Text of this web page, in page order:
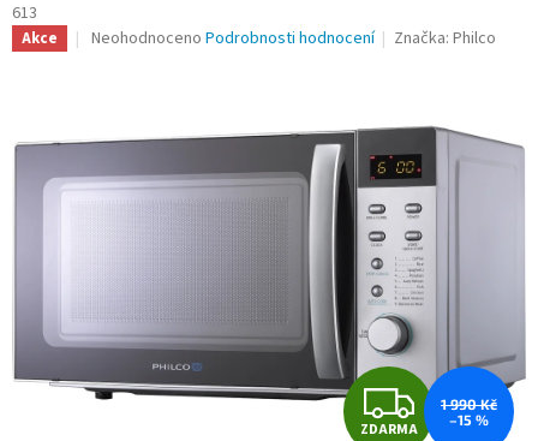
613
Akce
Průměrné
z
5
hvězdiček.
Neohodnoceno Podrobnosti hodnocení Značka:Philco
Z
ZDARMA
1 990 Kč
–15 %